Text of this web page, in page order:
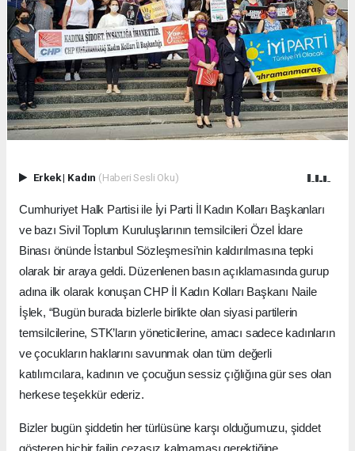
Erkek| Kadın (Haberi Sesli Oku)
Cumhuriyet Halk Partisi ile İyi Parti İl Kadın Kolları Başkanları
ve bazı Sivil Toplum Kuruluşlarının temsilcileri Özel İdare
Binası önünde İstanbul Sözleşmesi’nin kaldırılmasına tepki
olarak bir araya geldi. Düzenlenen basın açıklamasında gurup
adına ilk olarak konuşan CHP İl Kadın Kolları Başkanı Naile
İşlek, “Bugün burada bizlerle birlikte olan siyasi partilerin
temsilcilerine, STK’ların yöneticilerine, amacı sadece kadınların
ve çocukların haklarını savunmak olan tüm değerli
katılımcılara, kadının ve çocuğun sessiz çığlığına gür ses olan
herkese teşekkür ederiz.
Bizler bugün şiddetin her türlüsüne karşı olduğumuzu, şiddet